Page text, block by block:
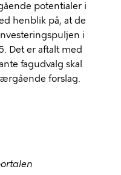
potentialer i
henblik på, at de
i
Det er aftalt med
fagudvalg skal
forslag.